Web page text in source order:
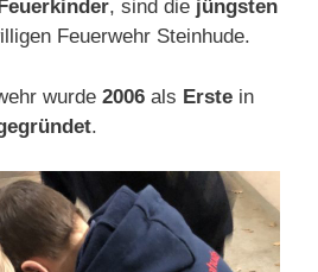
, sind die jüngsten
Feuerwehr Steinhude.
wurde 2006 als Erste in
.